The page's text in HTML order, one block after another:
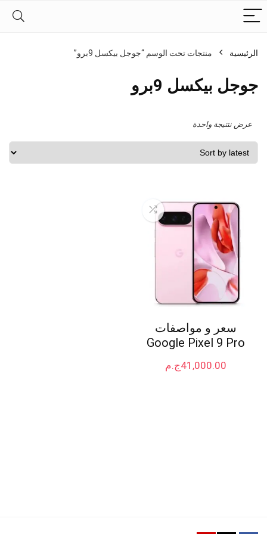
الرئيسية منتجات تحت الوسم “جوجل بيكسل 9برو”
جوجل بيكسل 9برو
عرض نتتيجة واحدة
سعر و مواصفات
Google Pixel 9 Pro
ج.م41,000.00